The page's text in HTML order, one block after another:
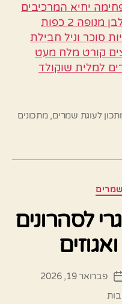
יחיא‏ המרכיבים
– לבצק השמרים: קילו קמח לבן מנופה 2 כפות
כוס סוכר 2 שקיות סוכר וניל חבילת
(200 גרם) 3 ביצים קורט מלח מעט
פושרים למלית שוקולד
לעוגת שמרים,מתכונים
לסהרונים
תאריךפברואר 19, 2026
על